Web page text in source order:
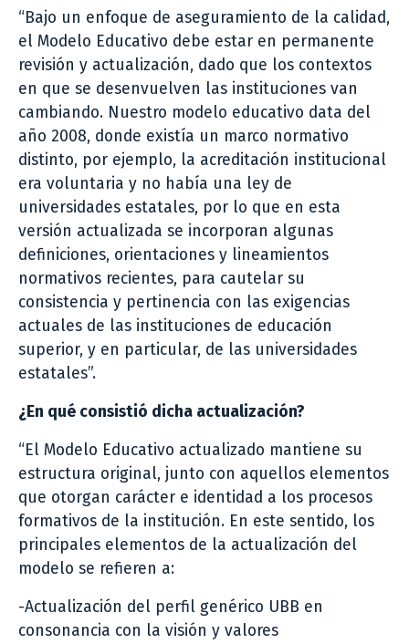
“Bajo un enfoque de aseguramiento de la calidad,
el Modelo Educativo debe estar en permanente
revisión y actualización, dado que los contextos
en que se desenvuelven las instituciones van
cambiando. Nuestro modelo educativo data del
año 2008, donde existía un marco normativo
distinto, por ejemplo, la acreditación institucional
era voluntaria y no había una ley de
universidades estatales, por lo que en esta
versión actualizada se incorporan algunas
definiciones, orientaciones y lineamientos
normativos recientes, para cautelar su
consistencia y pertinencia con las exigencias
actuales de las instituciones de educación
superior, y en particular, de las universidades
estatales”.
¿En qué consistió dicha actualización?
“El Modelo Educativo actualizado mantiene su
estructura original, junto con aquellos elementos
que otorgan carácter e identidad a los procesos
formativos de la institución. En este sentido, los
principales elementos de la actualización del
modelo se refieren a:
-Actualización del perfil genérico UBB en
consonancia con la visión y valores